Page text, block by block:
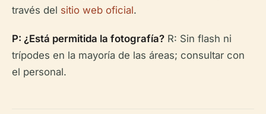
través del sitio web oficial.
P: ¿Está permitida la fotografía? R: Sin flash ni
trípodes en la mayoría de las áreas; consultar con
el personal.